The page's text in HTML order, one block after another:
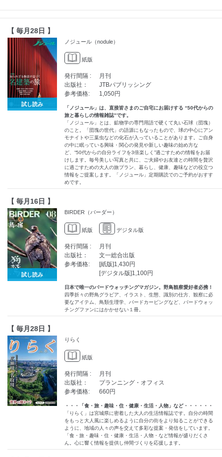
【 毎月28日 】
試し読み
ノジュール（nodule）
紙版
発行間隔 :
月刊
出版社：
JTBパブリッシング
参考価格:
1,050円
「ノジュール」は、直接皆さまのご自宅にお届けする “50代からの
旅と暮らしの情報雑誌”です。
「ノジュール」とは、鉱物学の専門用語で硬くて丸い石球（団塊）
のこと。「団塊の世代」の語源にもなったもので、球の中心にアン
モナイトや三葉虫などの化石が入っていることがあります。ご自身
の中に眠っている興味・関心の発見や新しい趣味の始め方な
ど、“50代からの自分ライフを3倍楽しく”過ごすための情報をお届
けします。毎号美しい写真と共に、ご夫婦やお友達との時間を贅沢
に過ごすための大人の旅プラン、暮らし、健康、趣味などの役立つ
情報をご提案します。「ノジュール」定期購読でのご予約がおすす
めです。
【 毎月16日 】
試し読み
BIRDER（バーダー）
紙版 デジタル版
発行間隔 :
月刊
出版社：
文一総合出版
参考価格:
[紙版]1,430円
[デジタル版]1,100円
日本で唯一のバードウォッチングマガジン。野鳥観察愛好者必携！
四季折々の野鳥グラビア、イラスト、生態、識別の仕方、観察に必
要なアイテム、鳥類生理学、バードカービングなど、バードウォッ
チングファンにはかかせない１冊。
【 毎月28日 】
りらく
紙版
発行間隔 :
月刊
出版社：
プランニング・オフィス
参考価格:
660円
・・・「食・旅・趣味・住・健康・生活・人物」など・・・・・・
「りらく」は宮城県に密着した大人の生活情報誌です。自分の時間
をもっと大人風に楽しめるように自分の街をより知ることができる
ように、地域の人々の声を交えて多彩な提案・発信をしています。
「食・旅・趣味・住・健康・生活・人物・など情報が盛りだくさ
ん。心に響く情報を提供し仲間づくりを応援します。